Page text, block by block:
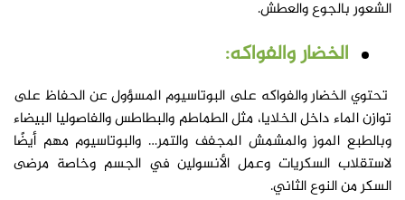
الشعور بالجوع والعطش.
الخضار والفواكه:
تحتوي الخضار والفواكه على البوتاسيوم المسؤول عن الحفاظ على
توازن الماء داخل الخلايا، مثل الطماطم والبطاطس والفاصوليا البيضاء
وبالطبع الموز والمشمش المجفف والتمر… والبوتاسيوم مهم أيضًا
لاستقلاب السكريات وعمل الأنسولين في الجسم وخاصة مرضى
السكر من النوع الثاني.